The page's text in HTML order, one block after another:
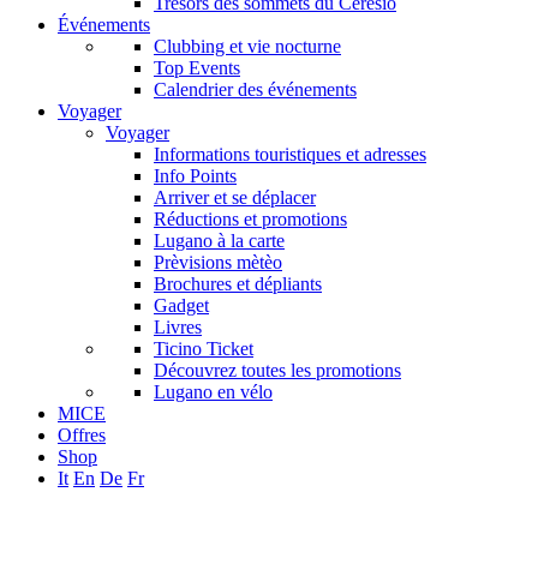
Événements
Clubbing et vie nocturne
Top Events
Calendrier des événements
Voyager
Voyager
Informations touristiques et adresses
Info Points
Arriver et se déplacer
Réductions et promotions
Lugano à la carte
Prèvisions mètèo
Brochures et dépliants
Gadget
Livres
Ticino Ticket
Découvrez toutes les promotions
Lugano en vélo
MICE
Offres
Shop
It En De Fr